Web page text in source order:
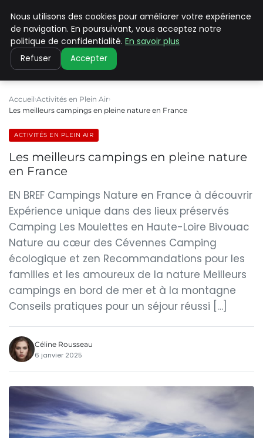
PILAT PATRIMOINES
Accueil Activités en Plein Air
Les meilleurs campings en pleine nature en France
ACTIVITÉS EN PLEIN AIR
Les meilleurs campings en pleine nature
en France
EN BREF Campings Nature en France à découvrir
Expérience unique dans des lieux préservés
Camping Les Moulettes en Haute-Loire Bivouac
Nature au cœur des Cévennes Camping
écologique et zen Recommandations pour les
familles et les amoureux de la nature Meilleurs
campings en bord de mer et à la montagne
Conseils pratiques pour un séjour réussi […]
Céline Rousseau
6 janvier 2025
Nous utilisons des cookies pour améliorer votre expérience
de navigation. En poursuivant, vous acceptez notre
politique de confidentialité. En savoir plus
Refuser Accepter